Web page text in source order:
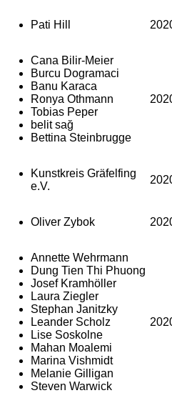
Pati Hill
Cana Bilir-Meier
Burcu Dogramaci
Banu Karaca
Ronya Othmann
Tobias Peper
belit sağ
Bettina Steinbrugge
Kunstkreis Gräfelfing
e.V.
Oliver Zybok
Annette Wehrmann
Dung Tien Thi Phuong
Josef Kramhöller
Laura Ziegler
Stephan Janitzky
Leander Scholz
Lise Soskolne
Mahan Moalemi
Marina Vishmidt
Melanie Gilligan
Steven Warwick